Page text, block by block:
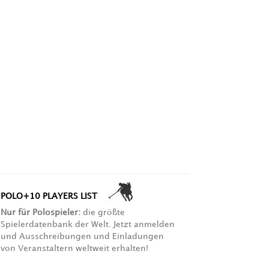
POLO+10 PLAYERS LIST
Nur für Polospieler: die größte
Spielerdatenbank der Welt. Jetzt anmelden
und Ausschreibungen und Einladungen
von Veranstaltern weltweit erhalten!